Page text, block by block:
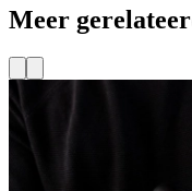
Meer
Nieuw project:
werken op afstand